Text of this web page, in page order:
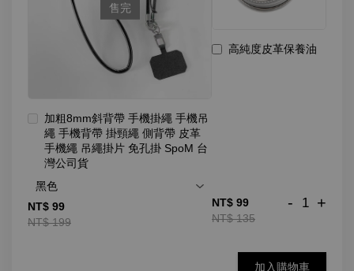
售完
加粗8mm斜背帶 手機掛繩 手機吊
繩 手機背帶 掛頸繩 側背帶 皮革
手機繩 吊繩掛片 免孔掛 SpoM 台
灣公司貨
NT$ 99
NT$ 199
高純度皮革保養油
NT$ 99
NT$ 135
- +
加入購物車